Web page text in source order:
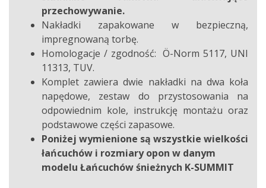
przechowywanie.
Nakładki zapakowane w bezpieczną,
impregnowaną torbę.
Homologacje / zgodność: Ö-Norm 5117, UNI
11313, TUV.
Komplet zawiera dwie nakładki na dwa koła
napędowe, zestaw do przystosowania na
odpowiednim kole, instrukcję montażu oraz
podstawowe części zapasowe.
Poniżej wymienione są wszystkie wielkości
łańcuchów i rozmiary opon w danym
modelu Łańcuchów śnieżnych K-SUMMIT